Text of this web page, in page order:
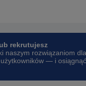
rekrutujesz
naszym rozwiązaniom dla
— i osiągnąć